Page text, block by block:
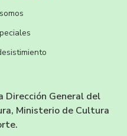
Dirección General del
Ministerio de Cultura